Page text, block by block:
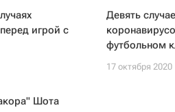
игрой с
Девять
футбольном
17 октября 2020
Шота